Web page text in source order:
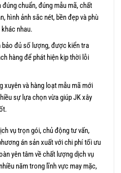
chuẩn, đúng mẫu mã, chất
hình ảnh sắc nét, bền đẹp và phù
nhau.
bảo đủ số lượng, được kiển tra
hàng để phát hiện kịp thời lỗi
xuyên và hàng loạt mẫu mã mới
sự lựa chọn vừa giúp JK xây
vụ trọn gói, chủ động tư vấn,
án sản xuất với chi phí tối ưu
yên tâm về chất lượng dịch vụ
năm trong lĩnh vực may mặc,